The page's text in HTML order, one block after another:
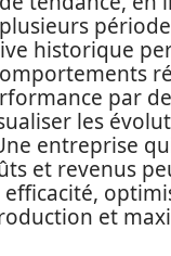
historique
par
les
entreprise
et revenus
et